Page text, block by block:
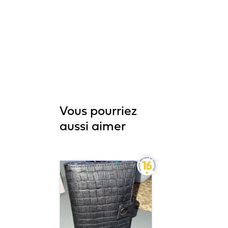
Vous pourriez
aussi aimer